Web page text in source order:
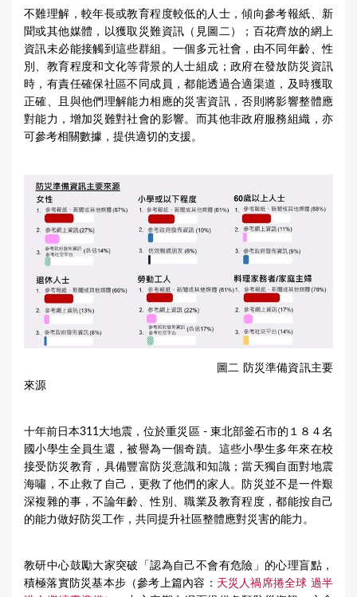
不難理解，較年長或教育程度較低的人士，傾向參考報紙、新
聞或其他媒體，以獲取災難資訊（見圖二）；百花齊放的網上
資訊未必能接觸到這些群組。一個多元社會，由不同年齡、性
別、教育程度和文化等背景的人士組成；政府在發放防災資訊
時，有責任確保社區不同成員，都能透過合適渠道，及時獲取
正確、且與他們理解能力相應的災害資訊，否則將影響整體應
對能力，增加災難對社會的影響。而其他非政府服務組織，亦
可參考相關數據，提供適切的支援。
圖二 防災準備資訊主要
來源
十年前日本311大地震，位於重災區 - 東北部釜石市的１８４名
國小學生全員生還，被譽為一個奇蹟。這些小學生多年來在校
接受防災教育，具備豐富防災意識和知識；當天獨自面對地震
海嘯，不止救了自己，更救了他們的家人。防災並不是一件艱
深複雜的事，不論年齡、性別、職業及教育程度，都能按自己
的能力做好防災工作，共同提升社區整體應對災害的能力。
教研中心鼓勵大家突破「認為自己不會有危險」的心理盲點，
積極落實防災基本步（參考上篇內容： 天災人禍席捲全球 過半